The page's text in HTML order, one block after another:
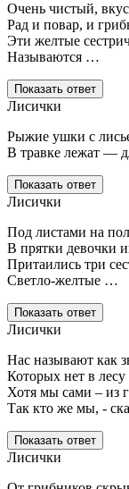
Очень чистый,
Рад и повар, и
Эти желтые
Называются …
Показать ответ
Лисички
Рыжие ушки с
В травке лежат —
Показать ответ
Лисички
Под листами на
В прятки девочки
Притаились три
Светло-желтые …
Показать ответ
Лисички
Нас называют как
Которых нет в лесу
Хотя мы сами – из
Так кто же мы, -
Показать ответ
Лисички